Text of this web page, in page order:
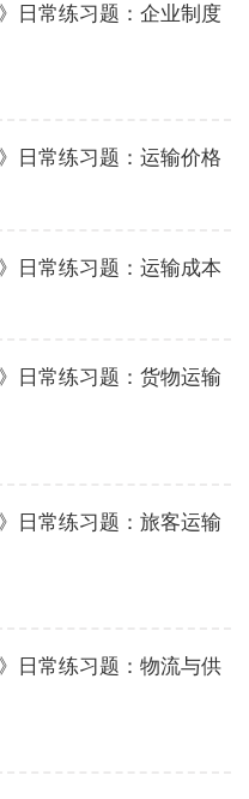
日常练习题：企业制度
日常练习题：运输价格
日常练习题：运输成本
日常练习题：货物运输
日常练习题：旅客运输
日常练习题：物流与供